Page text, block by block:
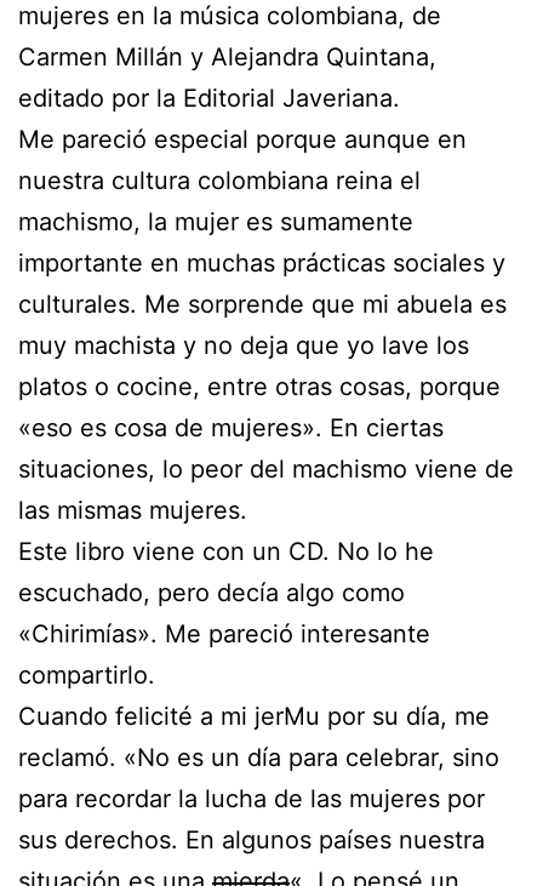
mujeres en la música colombiana, de
Carmen Millán y Alejandra Quintana,
editado por la Editorial Javeriana.
Me pareció especial porque aunque en
nuestra cultura colombiana reina el
machismo, la mujer es sumamente
importante en muchas prácticas sociales y
culturales. Me sorprende que mi abuela es
muy machista y no deja que yo lave los
platos o cocine, entre otras cosas, porque
«eso es cosa de mujeres». En ciertas
situaciones, lo peor del machismo viene de
las mismas mujeres.
Este libro viene con un CD. No lo he
escuchado, pero decía algo como
«Chirimías». Me pareció interesante
compartirlo.
Cuando felicité a mi jerMu por su día, me
reclamó. «No es un día para celebrar, sino
para recordar la lucha de las mujeres por
sus derechos. En algunos países nuestra